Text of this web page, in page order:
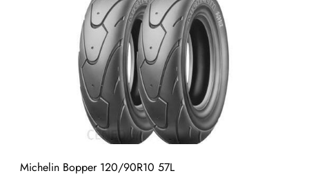
Michelin Bopper 120/90R10 57L